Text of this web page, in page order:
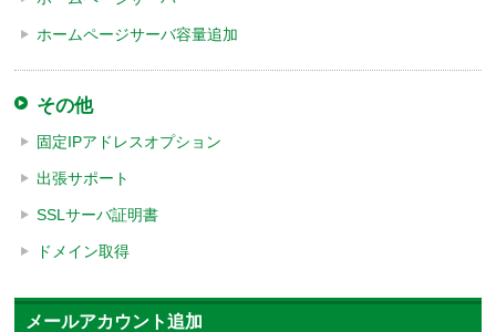
ホームページサーバ容量追加
その他
固定IPアドレスオプション
出張サポート
SSLサーバ証明書
ドメイン取得
メールアカウント追加